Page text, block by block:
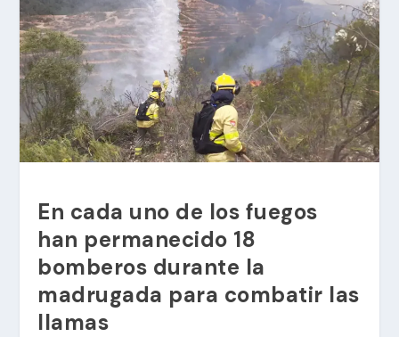
En cada uno de los fuegos
han permanecido 18
bomberos durante la
madrugada para combatir las
llamas